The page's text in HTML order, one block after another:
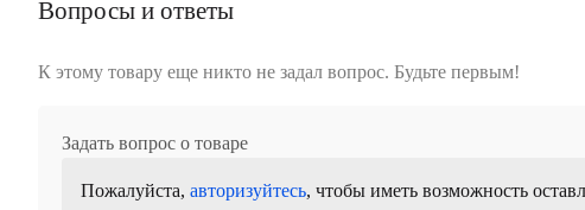
Вопросы и ответы
К этому товару еще никто не задал вопрос. Будьте первым!
Задать вопрос о товаре
Пожалуйста, авторизуйтесь, чтобы иметь возможность